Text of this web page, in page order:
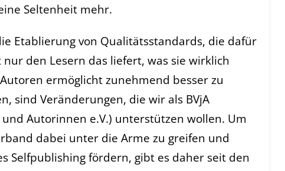
Seltenheit mehr.
Etablierung von Qualitätsstandards, die dafür
den Lesern das liefert, was sie wirklich
ermöglicht zunehmend besser zu
sind Veränderungen, die wir als BVjA
Autorinnen e.V.) unterstützen wollen. Um
dabei unter die Arme zu greifen und
Selfpublishing fördern, gibt es daher seit den